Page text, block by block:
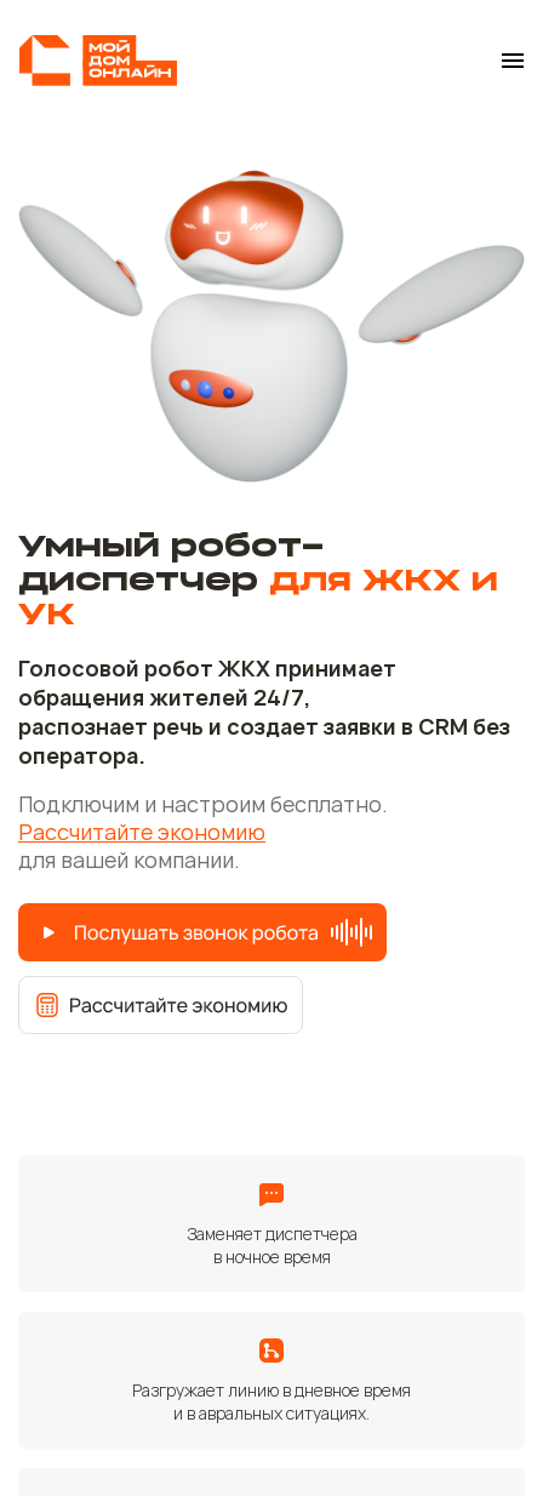
Умный робот-
диспетчер для ЖКХ и
УК
Голосовой робот ЖКХ принимает
обращения жителей 24/7,
распознает речь и создает заявки в CRM без
оператора.
Подключим и настроим бесплатно.
Рассчитайте экономию
для вашей компании.
Заменяет диспетчера
в ночное время
Разгружает линию в дневное время
и в авральных ситуациях.